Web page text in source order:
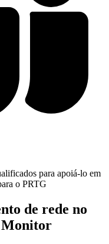
para apoiá-lo em
o PRTG
de rede no